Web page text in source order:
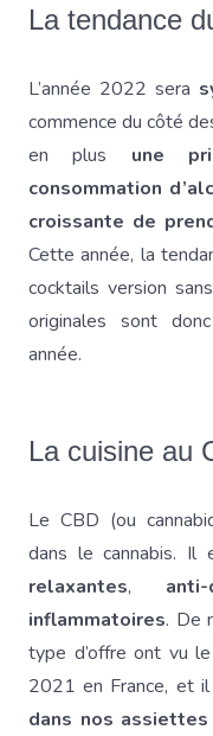
La tendance
L’année 2022 sera
commence du côté
en plus une
consommation
croissante de
Cette année, la
cocktails version
originales sont
année.
La cuisine au
Le CBD (ou
dans le cannabis. Il
relaxantes,
inflammatoires. De
type d’offre ont vu
2021 en France, et
dans nos assiettes